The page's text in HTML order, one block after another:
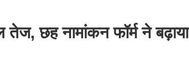
छह नामांकन फॉर्म ने बढ़ाया